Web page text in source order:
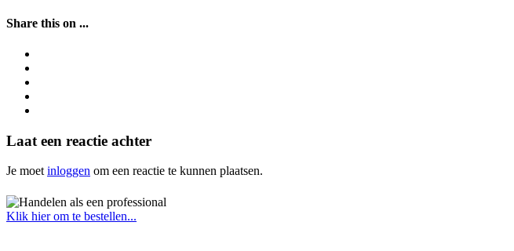
Share this on ...
Laat een reactie achter
Je moet inloggen om een reactie te kunnen plaatsen.
Klik hier om te bestellen...